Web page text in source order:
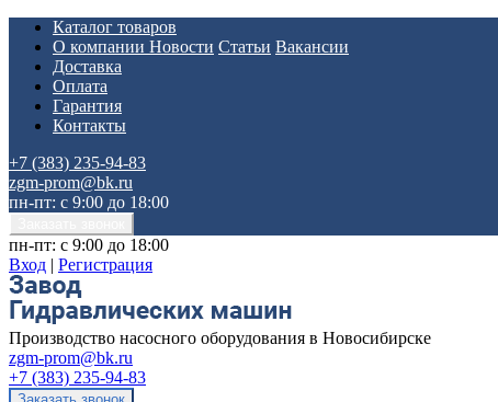
Каталог товаров
О компании Новости Статьи Вакансии
Доставка
Оплата
Гарантия
Контакты
+7 (383) 235-94-83
zgm-prom@bk.ru
пн-пт: с 9:00 до 18:00
пн-пт: с 9:00 до 18:00
Вход | Регистрация
Производство насосного оборудования в Новосибирске
zgm-prom@bk.ru
+7 (383) 235-94-83